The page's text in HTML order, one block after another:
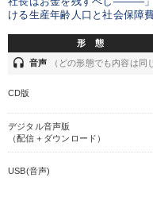
ける生産年齢人口と社会保障
形 態
headset 音声 （どの形態でも内容は同
CD版
デジタル音声版
（配信＋ダウンロード）
USB(音声)